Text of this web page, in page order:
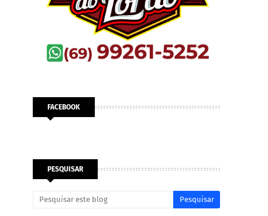
FACEBOOK
PESQUISAR